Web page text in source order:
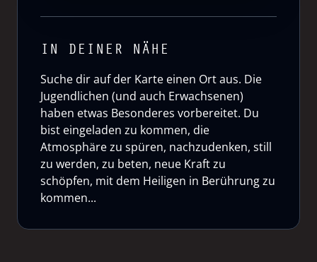
IN DEINER NÄHE
Suche dir auf der Karte einen Ort aus. Die
Jugendlichen (und auch Erwachsenen)
haben etwas Besonderes vorbereitet. Du
bist eingeladen zu kommen, die
Atmosphäre zu spüren, nachzudenken, still
zu werden, zu beten, neue Kraft zu
schöpfen, mit dem Heiligen in Berührung zu
kommen...